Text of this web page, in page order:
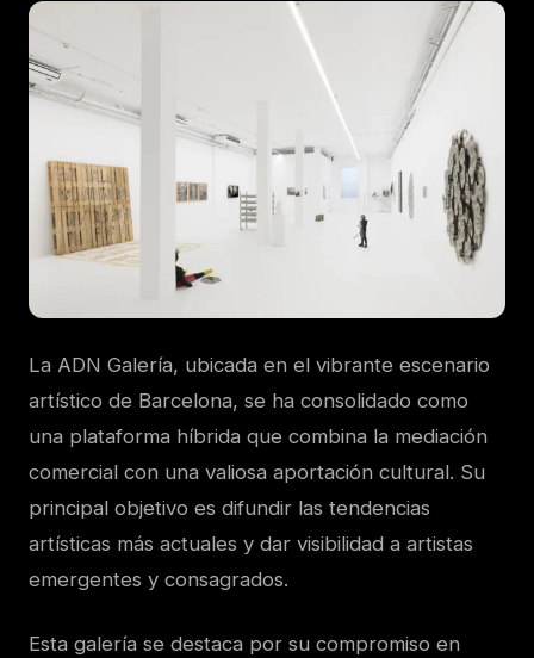
La ADN Galería, ubicada en el vibrante escenario
artístico de Barcelona, se ha consolidado como
una plataforma híbrida que combina la mediación
comercial con una valiosa aportación cultural. Su
principal objetivo es difundir las tendencias
artísticas más actuales y dar visibilidad a artistas
emergentes y consagrados.
Esta galería se destaca por su compromiso en